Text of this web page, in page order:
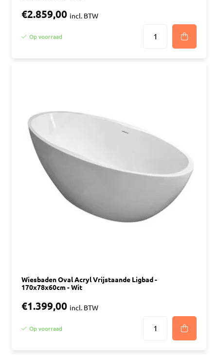
€2.859,00 incl. BTW
Op voorraad
Wiesbaden Oval Acryl Vrijstaande Ligbad -
170x78x60cm - Wit
€1.399,00 incl. BTW
Op voorraad